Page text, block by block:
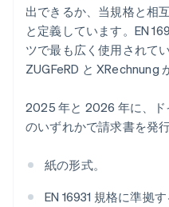
出できるか、当規格と相
と定義しています。EN
ツで最も広く使用されて
ZUGFeRD と XRechnung
2025 年と 2026 年に、ド
のいずれかで請求書を発
紙の形式。
EN 16931 規格に準拠